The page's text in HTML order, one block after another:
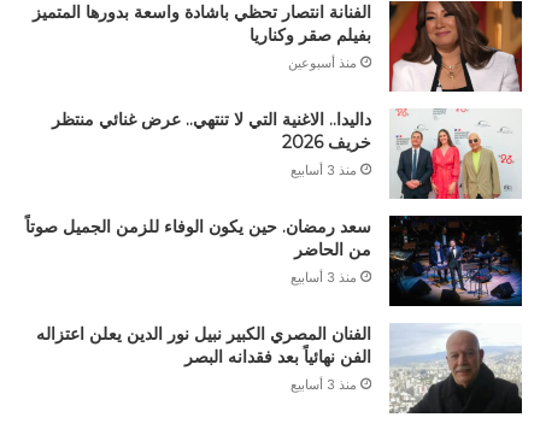
الفنانة انتصار تحظي باشادة واسعة بدورها المتميز
بفيلم صقر وكناريا
منذ أسبوعين
داليدا.. الاغنية التي لا تنتهي.. عرض غنائي منتظر
خريف 2026
منذ 3 أسابيع
سعد رمضان. حين يكون الوفاء للزمن الجميل صوتاً
من الحاضر
منذ 3 أسابيع
الفنان المصري الكبير نبيل نور الدين يعلن اعتزاله
الفن نهائياً بعد فقدانه البصر
منذ 3 أسابيع